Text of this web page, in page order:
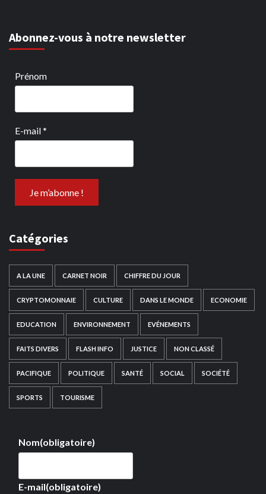
Abonnez-vous à notre newsletter
Prénom
E-mail*
Catégories
A LA UNE CARNET NOIR CHIFFRE DU JOUR
CRYPTOMONNAIE CULTURE DANS LE MONDE ECONOMIE
EDUCATION ENVIRONNEMENT EVÉNEMENTS
FAITS DIVERS FLASH INFO JUSTICE NON CLASSÉ
PACIFIQUE POLITIQUE SANTÉ SOCIAL SOCIÉTÉ
SPORTS TOURISME
Nom(obligatoire)
E-mail(obligatoire)